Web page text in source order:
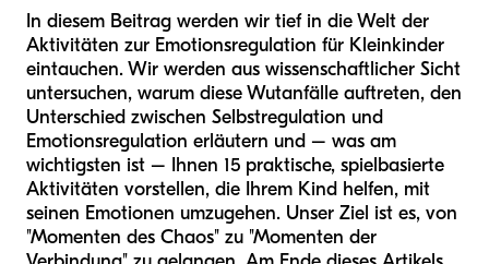
In diesem Beitrag werden wir tief in die Welt der
Aktivitäten zur Emotionsregulation für Kleinkinder
eintauchen. Wir werden aus wissenschaftlicher Sicht
untersuchen, warum diese Wutanfälle auftreten, den
Unterschied zwischen Selbstregulation und
Emotionsregulation erläutern und – was am
wichtigsten ist – Ihnen 15 praktische, spielbasierte
Aktivitäten vorstellen, die Ihrem Kind helfen, mit
seinen Emotionen umzugehen. Unser Ziel ist es, von
"Momenten des Chaos" zu "Momenten der